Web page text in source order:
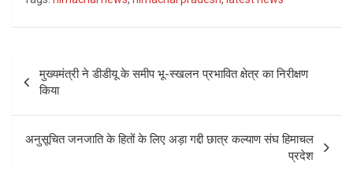
navigation
मुख्यमंत्री ने डीडीयू के समीप भू-स्खलन प्रभावित क्षेत्र का निरीक्षण
किया
अनुसूचित जनजाति के हितों के लिए अड़ा गद्दी छात्र कल्याण संघ हिमाचल
प्रदेश